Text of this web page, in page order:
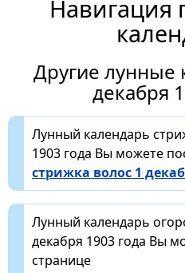
Навигация
Другие лунные
декабря
Лунный календарь
1903 года Вы можете
стрижка волос 1
Лунный календарь
декабря 1903 года Вы
странице